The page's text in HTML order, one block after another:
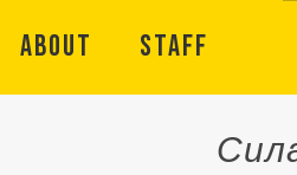
ABOUT STAFF